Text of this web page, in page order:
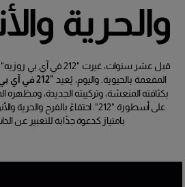
والحرية
قبل عشر سنوات، غيرت "212
المفعمة بالحيوية. واليوم، يُعيد "212 في آي بي روزيه إكسير"
بكثافته المنعشة، وتركيبته الجديدة، ومظهره
على أسطورة "212". احتفاءً بالفرح
بامتياز كدعوة جذّابة للتعبير عن